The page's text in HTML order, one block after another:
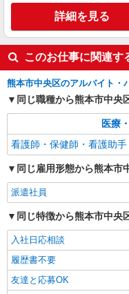
パート 派遣社員
日研トータルソーシング株
ス【看護助手】
時給
幅は経
熊本
「南熊
（規定あ
キープ
派遣社員
日研トータルソーシング株
ス【看護助手】
看護助
時給
熊
詳細を見る
このお仕事に関連す
熊本市中央区のアルバイト・
同じ職種から熊本市中央
医療
看護師・保健師・看護助手
同じ雇用形態から熊本市
派遣社員
同じ特徴から熊本市中央
入社日応相談
履歴書不要
友達と応募OK